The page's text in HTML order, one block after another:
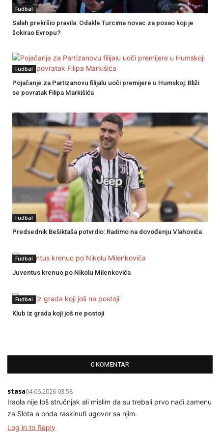
Fudbal
Salah prekršio pravila: Odakle Turcima novac za posao koji je
šokirao Evropu?
Fudbal
Pojačanje za Partizanovu filijalu uoči premijere u Humskoj: Bliži
se povratak Filipa Markišića
Fudbal
Predsednik Bešiktaša potvrdio: Radimo na dovođenju Vlahovića
Fudbal
Juventus krenuo po Nikolu Milenkovića
Fudbal
Klub iz grada koji još ne postoji
0 KOMENTAR
stasa04.06.2026 03:58
Iraola nije loš stručnjak ali mislim da su trebali prvo naći zamenu
za Slota a onda raskinuti ugovor sa njim.
Log in to Reply